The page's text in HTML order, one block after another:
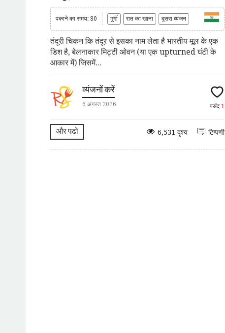
पकाने का समय: 80 मुर्गी रात का खाना दूसरा व्यंजन
तंदूरी चिकन कि तंदूर से इसका नाम लेता है भारतीय मूल के एक
डिश है, बेलनाकार मिट्टी ओवन (या एक upturned घंटी के
आकार में) जिसमें...
व्यंजनों करें
6 अगस्त 2026 पसंद 1
और पढो टिप्पणी
6,531 दृश्य